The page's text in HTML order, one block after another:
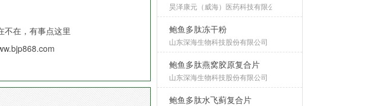
昊泽康元（威海）医药科技有限公司
鲍鱼多肽冻干粉
山东深海生物科技股份有限公司
鲍鱼多肽燕窝胶原复合片
山东深海生物科技股份有限公司
鲍鱼多肽水飞蓟复合片